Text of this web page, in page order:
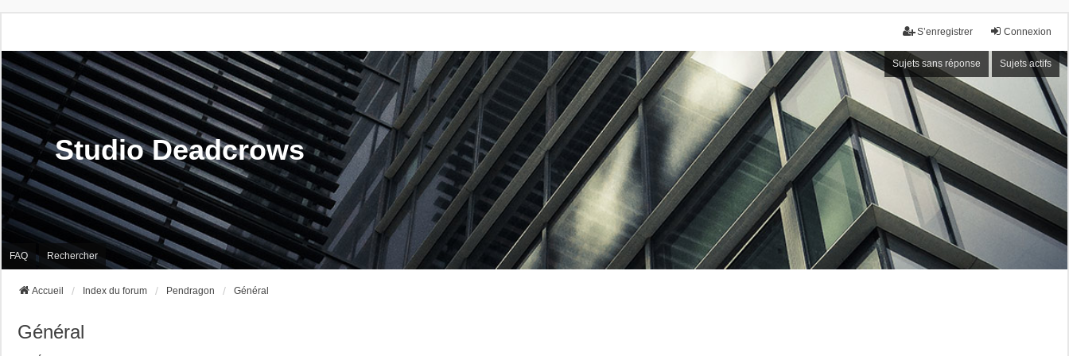
Connexion
S’enregistrer
Sujets sans réponse Sujets actifs
Studio Deadcrows
FAQ Rechercher
Accueil Index du forum Pendragon Général
Général